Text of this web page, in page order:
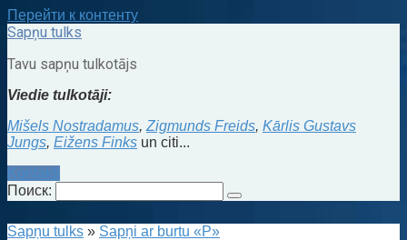
Перейти к контенту
Sapņu tulks
Tavu sapņu tulkotājs
Viedie tulkotāji:
Mišels Nostradamus, Zigmunds Freids, Kārlis Gustavs
Jungs, Eižens Finks un citi...
Kontakti
Поиск:
Sapņu tulks » Sapņi ar burtu «P»